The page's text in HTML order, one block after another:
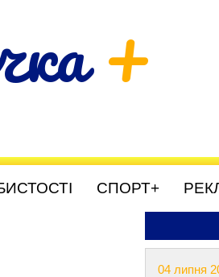
+
СПОРТ+
04 липня